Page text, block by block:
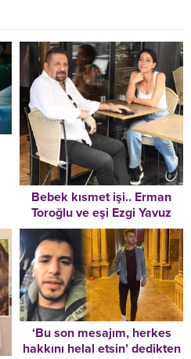
Bebek kısmet işi.. Erman
Toroğlu ve eşi Ezgi Yavuz
yemekte!
‘Bu son mesajım, herkes
hakkını helal etsin’ dedikten